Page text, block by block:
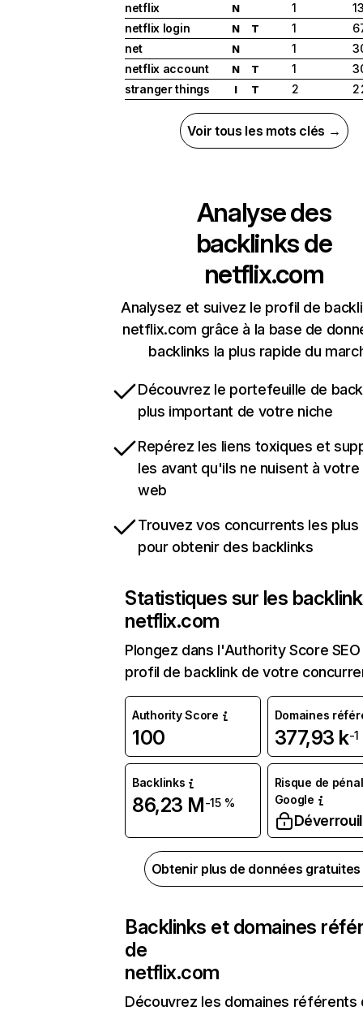
netflix
N 1
netflix login
N T 1
net
N 1
netflix account
N T 1
stranger things
I T 2 2
Voir tous les mots clés →
Analyse des
backlinks de
netflix.com
Analysez et suivez le profil de
netflix.com grâce à la base de
backlinks la plus rapide du
Découvrez le portefeuille de
plus important de votre niche
Repérez les liens toxiques et
les avant qu'ils ne nuisent à
web
Trouvez vos concurrents les
pour obtenir des backlinks
Statistiques sur les
netflix.com
Plongez dans l'Authority Score
profil de backlink de votre
Authority Score
100
Domaines
377,93 k-1
Backlinks
86,23 M-15 %
Risque de
Google
Obtenir plus de données
Backlinks et domaines
de
netflix.com
Découvrez les domaines référents